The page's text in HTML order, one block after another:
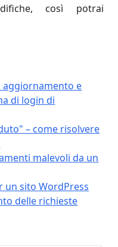
così potrai
aggiornamento e
di login di
– come risolvere
malevoli da un
un sito WordPress
delle richieste